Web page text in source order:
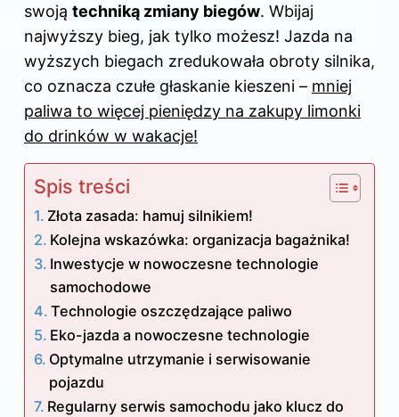
o
o
k
n
swoją techniką zmiany biegów. Wbijaj
najwyższy bieg, jak tylko możesz! Jazda na
wyższych biegach zredukowała obroty silnika,
co oznacza czułe głaskanie kieszeni – mniej
paliwa to więcej pieniędzy na zakupy limonki
do drinków w wakacje!
Spis treści
Złota zasada: hamuj silnikiem!
Kolejna wskazówka: organizacja bagażnika!
Inwestycje w nowoczesne technologie
samochodowe
Technologie oszczędzające paliwo
Eko-jazda a nowoczesne technologie
Optymalne utrzymanie i serwisowanie
pojazdu
Regularny serwis samochodu jako klucz do